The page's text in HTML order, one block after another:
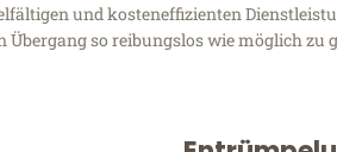
und kosteneffizienten
so reibungslos wie möglich zu